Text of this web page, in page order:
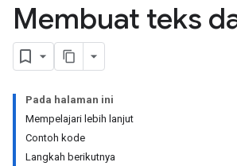
Membuat teks
Pada halaman ini
Mempelajari lebih lanjut
Contoh kode
Langkah berikutnya